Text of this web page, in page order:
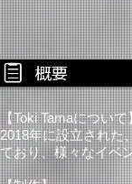
【Toki Tamaについて
2018年に設立された
ており、様々なイベ